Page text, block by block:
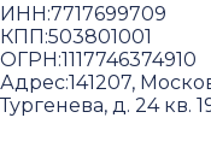
ИНН:7717699709
КПП:503801001
ОГРН:1117746374910
Адрес:141207,
Тургенева, д. 24 кв.